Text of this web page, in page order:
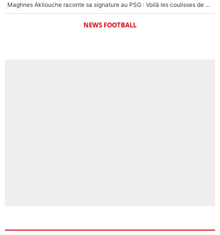
Maghnes Akliouche raconte sa signature au PSG : Voilà les coulisses de son transfert de rêve à 50M€
NEWS FOOTBALL